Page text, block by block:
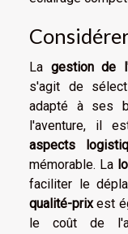
La gestion de
s'agit de
adapté à ses
l'aventure, il
aspects
mémorable. La
faciliter le
qualité-prixest
le coût de